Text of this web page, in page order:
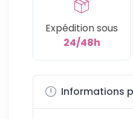
Expédition sous
24/48h
Informations